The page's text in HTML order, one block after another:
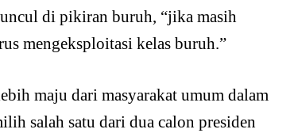
di pikiran buruh, “jika masih
mengeksploitasi kelas buruh.”
maju dari masyarakat umum dalam
salah satu dari dua calon presiden